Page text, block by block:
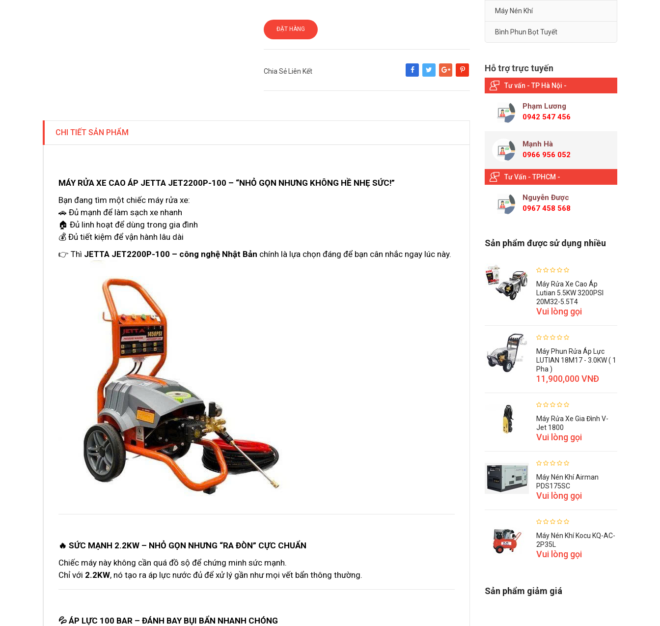
ĐẶT HÀNG
Chia Sẻ Liên Kết
Share Tweet Google+Pinterest
CHI TIẾT SẢN PHẨM
MÁY RỬA XE CAO ÁP JETTA JET2200P-100 – “NHỎ GỌN NHƯNG KHÔNG HỀ NHẸ SỨC!”
Bạn đang tìm một chiếc máy rửa xe:
🚗 Đủ mạnh để làm sạch xe nhanh
🏠 Đủ linh hoạt để dùng trong gia đình
💰 Đủ tiết kiệm để vận hành lâu dài
👉 Thì JETTA JET2200P-100 – công nghệ Nhật Bản chính là lựa chọn đáng để bạn cân nhắc ngay lúc này.
🔥 SỨC MẠNH 2.2KW – NHỎ GỌN NHƯNG “RA ĐÒN” CỰC CHUẨN
Chiếc máy này không cần quá đồ sộ để chứng minh sức mạnh.
Chỉ với 2.2KW, nó tạo ra áp lực nước đủ để xử lý gần như mọi vết bẩn thông thường.
💦 ÁP LỰC 100 BAR – ĐÁNH BAY BỤI BẨN NHANH CHÓNG
Máy Nén Khí
Bình Phun Bọt Tuyết
Hỗ trợ trực tuyến
Tư vấn - TP Hà Nội -
Phạm Lương
0942 547 456
Mạnh Hà
0966 956 052
Tư Vấn - TPHCM -
Nguyễn Được
0967 458 568
Sản phẩm được sử dụng nhiều
Máy Rửa Xe Cao Áp
Lutian 5.5KW 3200PSI
20M32-5.5T4
Vui lòng gọi
Máy Phun Rửa Áp Lực
LUTIAN 18M17 - 3.0KW ( 1
Pha )
11,900,000 VNĐ
Máy Rửa Xe Gia Đình V-
Jet 1800
Vui lòng gọi
Máy Nén Khí Airman
PDS175SC
Vui lòng gọi
Máy Nén Khí Kocu KQ-AC-
2P35L
Vui lòng gọi
Sản phẩm giảm giá